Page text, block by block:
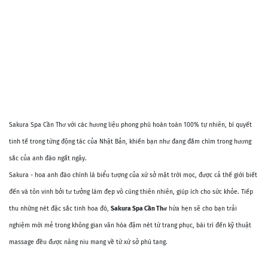
Sakura Spa Cần Thơ với các hương liệu phong phú hoàn toàn 100% tự nhiên, bí quyết
tinh tế trong từng động tác của Nhật Bản, khiến bạn như đang đắm chìm trong hương
sắc của anh đào ngất ngây.
Sakura - hoa anh đào chính là biểu tượng của xứ sở mặt trời mọc, được cả thế giới biết
đến và tôn vinh bởi tư tưởng làm đẹp vô cùng thiên nhiên, giúp ích cho sức khỏe. Tiếp
thu những nét đặc sắc tinh hoa đó, Sakura Spa Cần Thơ hứa hẹn sẽ cho bạn trải
nghiệm mới mẻ trong không gian văn hóa đậm nét từ trang phục, bài trí đến kỹ thuật
massage đều được nâng niu mang về từ xứ sở phù tang.